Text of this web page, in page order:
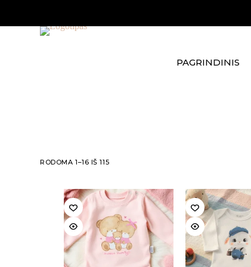
content
PAGRINDINIS
RODOMA 1–16 IŠ 115